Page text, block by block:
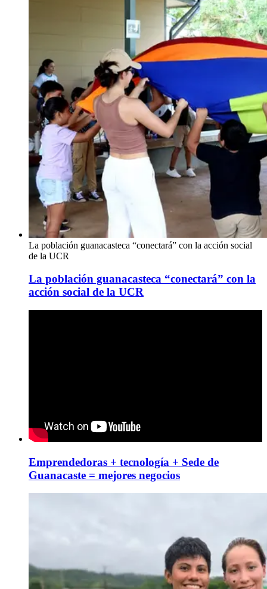
La población guanacasteca “conectará” con la acción social
de la UCR
La población guanacasteca “conectará” con la
acción social de la UCR
Emprendedoras + tecnología + Sede de
Guanacaste = mejores negocios